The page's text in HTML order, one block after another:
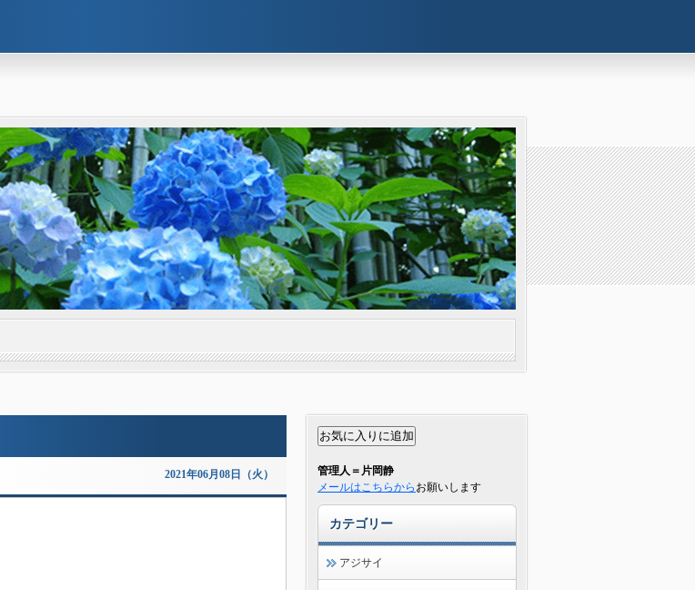
2021年06月08日（火）
管理人＝片岡静
メールはこちらから お願いします
カテゴリー
アジサイ